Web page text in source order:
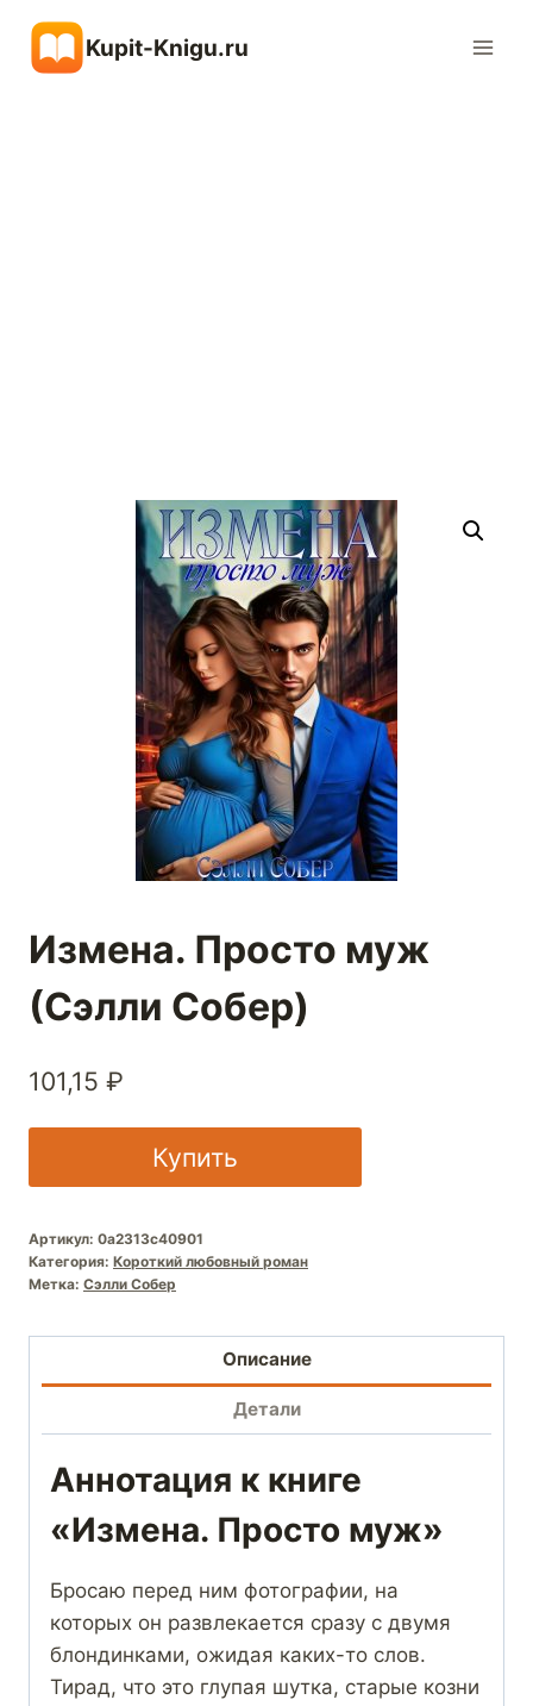
содержимому
Kupit-Knigu.ru
Измена. Просто муж
(Сэлли Собер)
101,15 ₽
Купить
Артикул: 0a2313c40901
Категория: Короткий любовный роман
Метка: Сэлли Собер
Описание
Детали
Аннотация к книге
«Измена. Просто муж»
Бросаю перед ним фотографии, на
которых он развлекается сразу с двумя
блондинками, ожидая каких-то слов.
Тирад, что это глупая шутка, старые козни